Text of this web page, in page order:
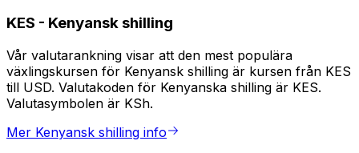
KES - Kenyansk shilling
Vår valutarankning visar att den mest populära
växlingskursen för Kenyansk shilling är kursen från KES
till USD. Valutakoden för Kenyanska shilling är KES.
Valutasymbolen är KSh.
Mer Kenyansk shilling info